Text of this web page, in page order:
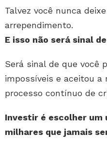
Talvez você nunca
arrependimento.
E isso não será sinal
Será sinal de que você
impossíveis e aceitou a
processo contínuo de
Investir é escolher um
milhares que jamais